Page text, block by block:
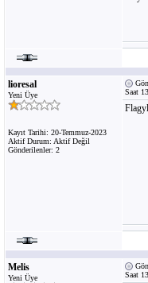
lioresal
Yeni Üye
Kayıt Tarihi: 20-Temmuz-2023
Aktif Durum: Aktif Değil
Gönderilenler: 2
Saat
Melis
Yeni Üye
Saat